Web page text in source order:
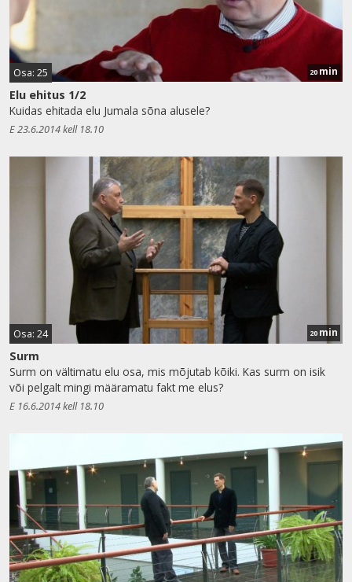
Osa: 25 20 min
Elu ehitus 1/2
Kuidas ehitada elu Jumala sõna alusele?
E 23.6.2014 kell 18.10
Osa: 24 20 min
Surm
Surm on vältimatu elu osa, mis mõjutab kõiki. Kas surm on isik
või pelgalt mingi määramatu fakt me elus?
E 16.6.2014 kell 18.10